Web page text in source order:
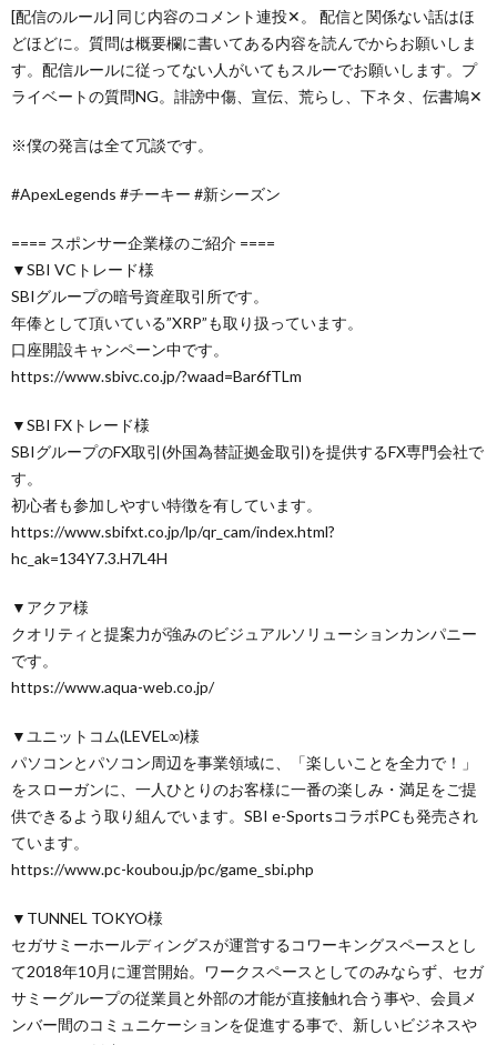
[配信のルール] 同じ内容のコメント連投✕。 配信と関係ない話はほ
どほどに。質問は概要欄に書いてある内容を読んでからお願いしま
す。配信ルールに従ってない人がいてもスルーでお願いします。プ
ライベートの質問NG。誹謗中傷、宣伝、荒らし、下ネタ、伝書鳩✕
※僕の発言は全て冗談です。
#ApexLegends #チーキー #新シーズン
==== スポンサー企業様のご紹介 ====
▼SBI VCトレード様
SBIグループの暗号資産取引所です。
年俸として頂いている”XRP”も取り扱っています。
口座開設キャンペーン中です。
https://www.sbivc.co.jp/?waad=Bar6fTLm
▼SBI FXトレード様
SBIグループのFX取引(外国為替証拠金取引)を提供するFX専門会社で
す。
初心者も参加しやすい特徴を有しています。
https://www.sbifxt.co.jp/lp/qr_cam/index.html?
hc_ak=134Y7.3.H7L4H
▼アクア様
クオリティと提案力が強みのビジュアルソリューションカンパニー
です。
https://www.aqua-web.co.jp/
▼ユニットコム(LEVEL∞)様
パソコンとパソコン周辺を事業領域に、「楽しいことを全力で！」
をスローガンに、一人ひとりのお客様に一番の楽しみ・満足をご提
供できるよう取り組んでいます。SBI e-SportsコラボPCも発売され
ています。
https://www.pc-koubou.jp/pc/game_sbi.php
▼TUNNEL TOKYO様
セガサミーホールディングスが運営するコワーキングスペースとし
て2018年10月に運営開始。ワークスペースとしてのみならず、セガ
サミーグループの従業員と外部の才能が直接触れ合う事や、会員メ
ンバー間のコミュニケーションを促進する事で、新しいビジネスや